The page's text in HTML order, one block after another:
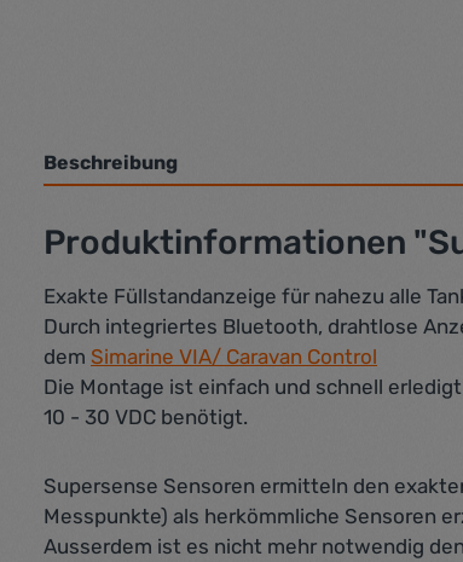
Beschreibung
Produktinformationen
Exakte Füllstandanzeige für nahezu alle
Durch integriertes Bluetooth, drahtlose
dem Simarine VIA/ Caravan Control
Die Montage ist einfach und schnell
10 - 30 VDC benötigt.
Supersense Sensoren ermitteln den
Messpunkte) als herkömmliche Sensoren
Ausserdem ist es nicht mehr notwendig